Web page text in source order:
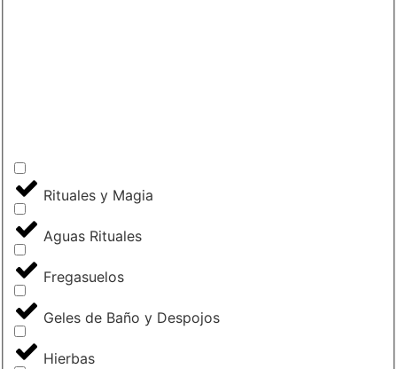
Rituales y Magia
Aguas Rituales
Fregasuelos
Geles de Baño y Despojos
Hierbas